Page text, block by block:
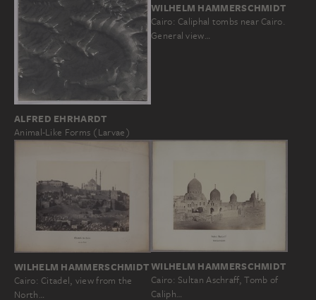
ALFRED EHRHARDT
Animal-Like Forms (Larvae)
WILHELM HAMMERSCHMIDT
Cairo: Caliphal tombs near Cairo.
General view…
WILHELM HAMMERSCHMIDT
Cairo: Citadel, view from the
North…
WILHELM HAMMERSCHMIDT
Cairo: Sultan Aschraff, Tomb of
Caliph…